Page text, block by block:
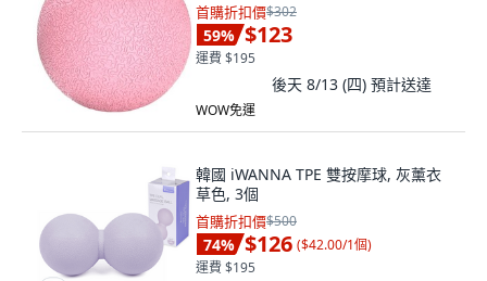
首購折扣價$302
59% $123
運費 $195
後天 8/13 (四) 預計送達
WOW免運
韓國 iWANNA TPE 雙按摩球, 灰薰衣
草色, 3個
首購折扣價$500
74% $126 ($42.00/1個)
運費 $195